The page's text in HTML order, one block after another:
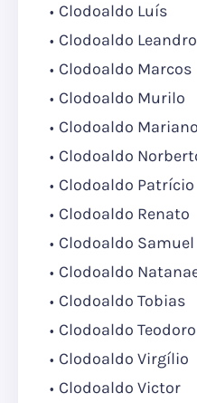
Clodoaldo Luís
Clodoaldo Leandro
Clodoaldo Marcos
Clodoaldo Murilo
Clodoaldo Mariano
Clodoaldo
Clodoaldo Patrício
Clodoaldo Renato
Clodoaldo Samuel
Clodoaldo
Clodoaldo Tobias
Clodoaldo Teodoro
Clodoaldo Virgílio
Clodoaldo Victor